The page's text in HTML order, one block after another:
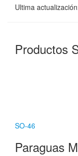
Ultima
Productos
SO-46
Paraguas